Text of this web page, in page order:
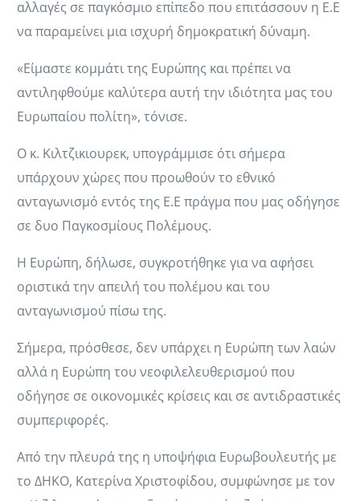
αλλαγές σε παγκόσμιο επίπεδο που επιτάσσουν η Ε.Ε
να παραμείνει μια ισχυρή δημοκρατική δύναμη.
«Είμαστε κομμάτι της Ευρώπης και πρέπει να
αντιληφθούμε καλύτερα αυτή την ιδιότητα μας του
Ευρωπαίου πολίτη», τόνισε.
Ο κ. Κιλτζικιουρεκ, υπογράμμισε ότι σήμερα
υπάρχουν χώρες που προωθούν το εθνικό
ανταγωνισμό εντός της Ε.Ε πράγμα που μας οδήγησε
σε δυο Παγκοσμίους Πολέμους.
Η Ευρώπη, δήλωσε, συγκροτήθηκε για να αφήσει
οριστικά την απειλή του πολέμου και του
ανταγωνισμού πίσω της.
Σήμερα, πρόσθεσε, δεν υπάρχει η Ευρώπη των λαών
αλλά η Ευρώπη του νεοφιλελευθερισμού που
οδήγησε σε οικονομικές κρίσεις και σε αντιδραστικές
συμπεριφορές.
Από την πλευρά της η υποψήφια Ευρωβουλευτής με
το ΔΗΚΟ, Κατερίνα Χριστοφίδου, συμφώνησε με τον